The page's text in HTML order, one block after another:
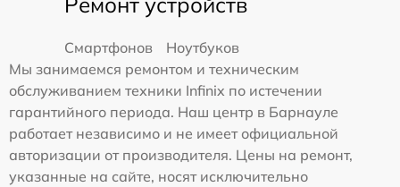
Смартфонов
Ноутбуков
Мы занимаемся ремонтом и техническим
обслуживанием техники Infinix по истечении
гарантийного периода. Наш центр в Барнауле
работает независимо и не имеет официальной
авторизации от производителя. Цены на ремонт,
указанные на сайте, носят исключительно